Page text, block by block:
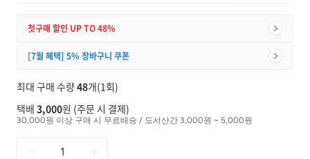
첫구매 할인 UP TO 48%
[7월 혜택] 5% 장바구니 쿠폰
최대 구매 수량48개(1회)
택배 3,000원 (주문 시 결제)
30,000원 이상 구매 시 무료배송 / 도서산간 3,000원 ~ 5,000원